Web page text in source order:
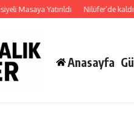
Masaya Yatırıldı Nilüfer’de
Anasayfa